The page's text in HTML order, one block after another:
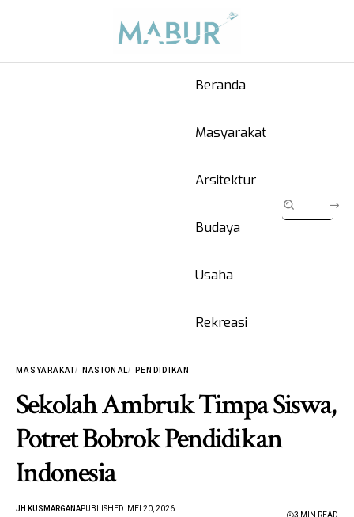
Beranda
Masyarakat
Arsitektur
Budaya
Usaha
Rekreasi
MASYARAKAT NASIONAL PENDIDIKAN
Sekolah Ambruk Timpa Siswa,
Potret Bobrok Pendidikan
Indonesia
JH KUSMARGANAPUBLISHED: MEI 20, 2026
3 MIN READ